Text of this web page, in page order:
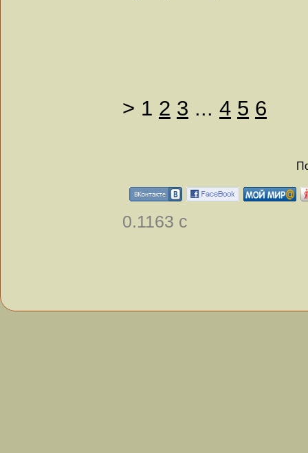
> 1 2 3 ... 4 5 6
0.1163 с